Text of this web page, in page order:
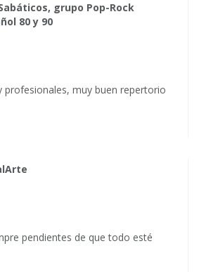
grupo Pop-Rock
80 y 90
profesionales, muy buen repertorio
pendientes de que todo esté